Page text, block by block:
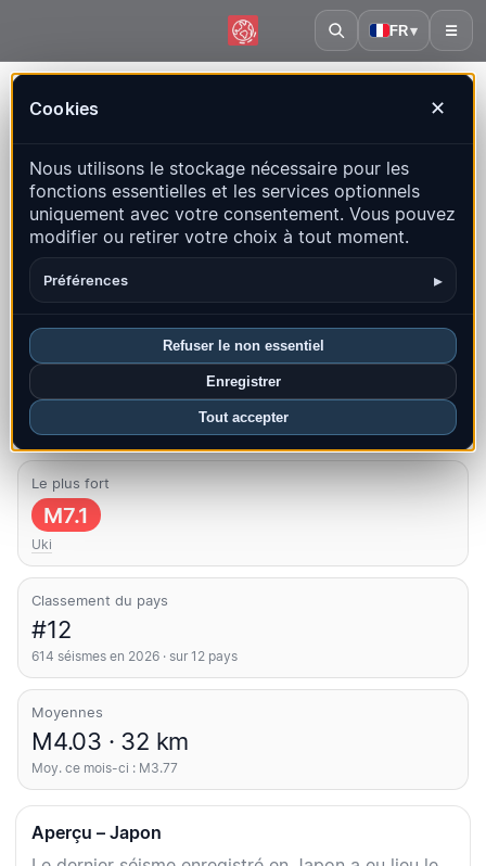
FR▾ ☰
Cookies ✕
Nous utilisons le stockage nécessaire pour les
fonctions essentielles et les services optionnels
uniquement avec votre consentement. Vous pouvez
modifier ou retirer votre choix à tout moment.
Préférences ▸
Refuser le non essentiel
Enregistrer
Tout accepter
Carte en direct, statistiques et événements récents
Ouvrir la carte historique Derniers dans ce pays
Aperçu
FAQ
Séismes ce mois-ci
67
Dernier UTC : 2026-08-09 09:59:30
Le plus fort
M7.1
Uki
Classement du pays
#12
614 séismes en 2026 · sur 12 pays
Moyennes
M4.03 · 32 km
Moy. ce mois-ci : M3.77
Aperçu – Japon